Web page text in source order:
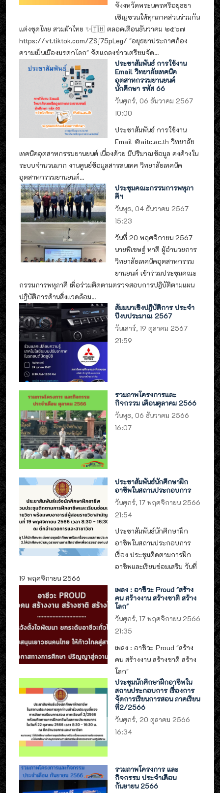
จังงหวัดพระนครศรีอยุธยา
เชิญชวนให้ทุกภาคส่วนร่วมกัน
แต่งชุดไทย สวมผ้าไทย ✨🇹🇭 ตลอดเดือนธันวาคม ๒๕๖๗
https://vt.tiktok.com/ZSj75pLeg/ "อยุธยาประกาศก้อง
ความเป็นเมืองมรดกโลก" จัดแถลงข่าวเตรียมจัด...
ประชาสัมพันธ์ การใช้งาน
Email วิทยาลัยเทคนิค
อุตสาหกรรมยานยนต์
นักศึกษา รหัส 66
วันศุกร์, 06 ธันวาคม 2567
10:00
ประชาสัมพันธ์ การใช้งาน
Email @aitc.ac.th วิทยาลัย
เทคนิคอุตสาหกรรมยานยนต์ เนื่องด้วย มีปริมาณข้อมูล คงค้างใน
ระบบจำนวนมาก งานศูนย์ข้อมูลสารสนเทศ วิทยาลัยเทคนิค
อุตสาหกรรมยานยนต์...
ประชุมคณะกรรมการพหุภา
คีฯ
วันพุธ, 04 ธันวาคม 2567
15:23
วันที่ 20 พฤศจิกายน 2567
นายพิเชษฐ์ หาดี ผู้อำนวยการ
วิทยาลัยเทคนิคอุตสาหกรรม
ยานยนต์ เข้าร่วมประชุมคณะ
กรรมการพหุภาคี เพื่อร่วมติดตามตรวจสอบการปฎิบัติตามแผน
ปฎิบัติการด้านสิ่งแวดล้อม...
สัมมนาเชิงปฎิบัติการ ประจำ
ปีงบประมาณ 2567
วันเสาร์, 19 ตุลาคม 2567
21:59
รวมภาพโครงการและ
กิจกรรม เดือนตุลาคม 2566
วันพุธ, 06 ธันวาคม 2566
16:07
ประชาสัมพันธ์นักศึกษาฝึก
อาชีพในสถานประกอบการ
วันศุกร์, 17 พฤศจิกายน 2566
21:54
ประชาสัมพันธ์นักศึกษาฝึก
อาชีพในสถานประกอบการ
เรื่อง ประชุมติดตามการฝึก
อาชีพและเรียนซ่อมเสริม วันที่
19 พฤศจิกายน 2566
เพลง : อาชีวะ Proud "สร้าง
คน สร้างงาน สร้างชาติ สร้าง
โลก"
วันศุกร์, 17 พฤศจิกายน 2566
21:35
เพลง : อาชีวะ Proud "สร้าง
คน สร้างงาน สร้างชาติ สร้าง
โลก"
ประชุมนักศึกษาฝึกอาชีพใน
สถานประกอบการ เรื่องการ
จัดการเรียนการสอน ภาคเรียน
ที่2/2566
วันศุกร์, 20 ตุลาคม 2566
16:34
รวมภาพโครงการ และ
กิจกรรม ประจำเดือน
กันยายน 2566